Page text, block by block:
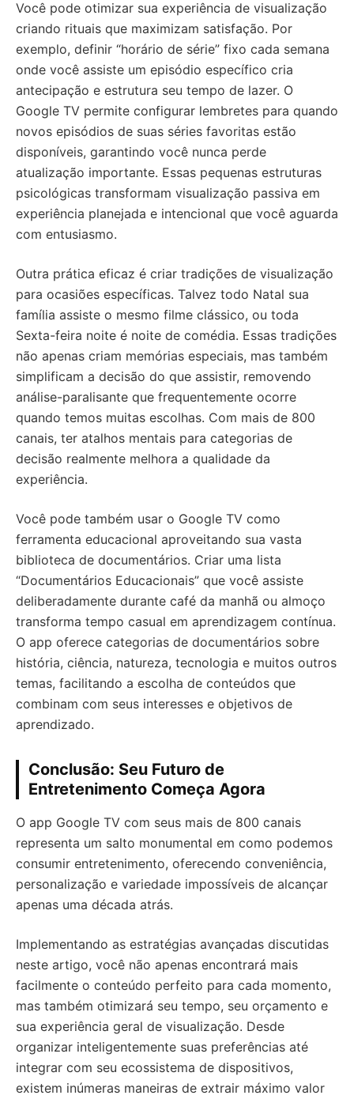
Você pode otimizar sua experiência de visualização
criando rituais que maximizam satisfação. Por
exemplo, definir “horário de série” fixo cada semana
onde você assiste um episódio específico cria
antecipação e estrutura seu tempo de lazer. O
Google TV permite configurar lembretes para quando
novos episódios de suas séries favoritas estão
disponíveis, garantindo você nunca perde
atualização importante. Essas pequenas estruturas
psicológicas transformam visualização passiva em
experiência planejada e intencional que você aguarda
com entusiasmo.
Outra prática eficaz é criar tradições de visualização
para ocasiões específicas. Talvez todo Natal sua
família assiste o mesmo filme clássico, ou toda
Sexta-feira noite é noite de comédia. Essas tradições
não apenas criam memórias especiais, mas também
simplificam a decisão do que assistir, removendo
análise-paralisante que frequentemente ocorre
quando temos muitas escolhas. Com mais de 800
canais, ter atalhos mentais para categorias de
decisão realmente melhora a qualidade da
experiência.
Você pode também usar o Google TV como
ferramenta educacional aproveitando sua vasta
biblioteca de documentários. Criar uma lista
“Documentários Educacionais” que você assiste
deliberadamente durante café da manhã ou almoço
transforma tempo casual em aprendizagem contínua.
O app oferece categorias de documentários sobre
história, ciência, natureza, tecnologia e muitos outros
temas, facilitando a escolha de conteúdos que
combinam com seus interesses e objetivos de
aprendizado.
Conclusão: Seu Futuro de
Entretenimento Começa Agora
O app Google TV com seus mais de 800 canais
representa um salto monumental em como podemos
consumir entretenimento, oferecendo conveniência,
personalização e variedade impossíveis de alcançar
apenas uma década atrás.
Implementando as estratégias avançadas discutidas
neste artigo, você não apenas encontrará mais
facilmente o conteúdo perfeito para cada momento,
mas também otimizará seu tempo, seu orçamento e
sua experiência geral de visualização. Desde
organizar inteligentemente suas preferências até
integrar com seu ecossistema de dispositivos,
existem inúmeras maneiras de extrair máximo valor